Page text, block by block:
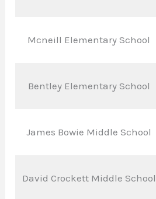
Mcneill Elementary School
Bentley Elementary School
James Bowie Middle School
David Crockett Middle School